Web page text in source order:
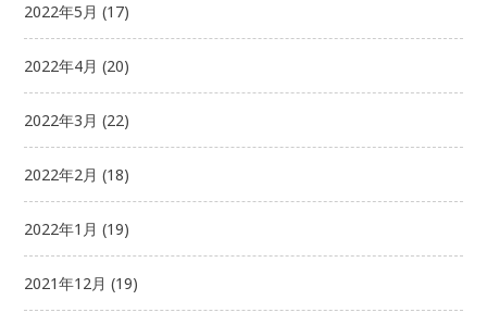
2022年5月 (17)
2022年4月 (20)
2022年3月 (22)
2022年2月 (18)
2022年1月 (19)
2021年12月 (19)